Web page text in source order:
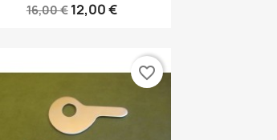
16,00 € 12,00 €
favorite_border